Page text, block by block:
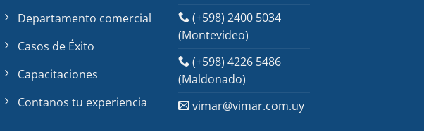
Departamento comercial
Casos de Éxito
Capacitaciones
Contanos tu experiencia
(+598) 2400 5034
(Montevideo)
(+598) 4226 5486
(Maldonado)
vimar@vimar.com.uy